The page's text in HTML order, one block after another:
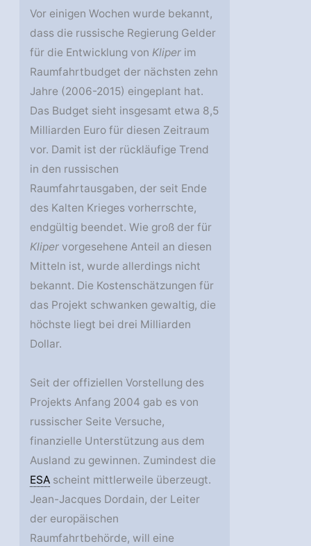
Vor einigen Wochen wurde bekannt,
dass die russische Regierung Gelder
für die Entwicklung vonKliper im
Raumfahrtbudget der nächsten zehn
Jahre (2006-2015) eingeplant hat.
Das Budget sieht insgesamt etwa 8,5
Milliarden Euro für diesen Zeitraum
vor. Damit ist der rückläufige Trend
in den russischen
Raumfahrtausgaben, der seit Ende
des Kalten Krieges vorherrschte,
endgültig beendet. Wie groß der für
Kliper vorgesehene Anteil an diesen
Mitteln ist, wurde allerdings nicht
bekannt. Die Kostenschätzungen für
das Projekt schwanken gewaltig, die
höchste liegt bei drei Milliarden
Dollar.
Seit der offiziellen Vorstellung des
Projekts Anfang 2004 gab es von
russischer Seite Versuche,
finanzielle Unterstützung aus dem
Ausland zu gewinnen. Zumindest die
ESA scheint mittlerweile überzeugt.
Jean-Jacques Dordain, der Leiter
der europäischen
Raumfahrtbehörde, will eine